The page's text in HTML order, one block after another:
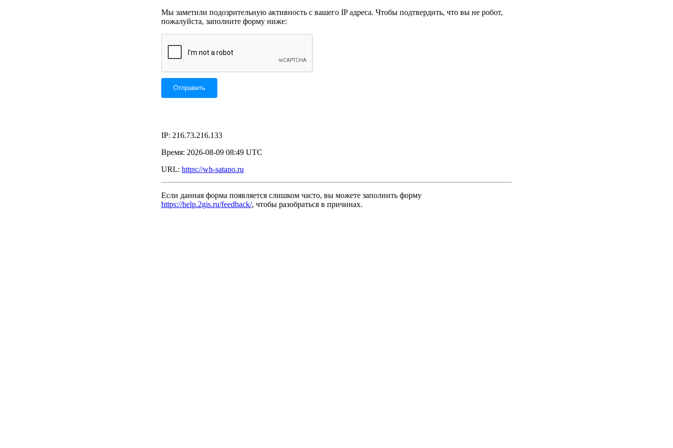
Мы заметили подозрительную активность с вашего IP адреса. Чтобы подтвердить, что вы не робот,
пожалуйста, заполните форму ниже:
IP: 216.73.216.133
Время: 2026-08-09 08:49 UTC
URL: https://wh-satano.ru
Если данная форма появляется слишком часто, вы можете заполнить форму
https://help.2gis.ru/feedback/, чтобы разобраться в причинах.